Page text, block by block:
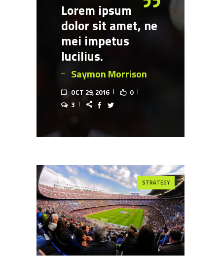
Lorem ipsum
dolor sit amet, ne
mei impetus
lucilius.
Saymon Morrison
OCT 29, 2016
0
3
STRATEGY